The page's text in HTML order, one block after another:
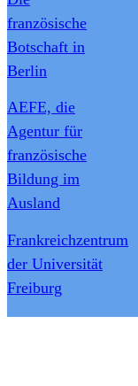
französische
Botschaft in
Berlin
AEFE, die
Agentur für
französische
Bildung im
Ausland
Frankreichzentrum
der Universität
Freiburg